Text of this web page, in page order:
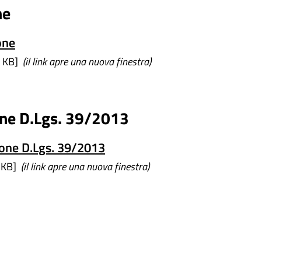
(il link apre una nuova finestra)
D.Lgs. 39/2013
D.Lgs. 39/2013
(il link apre una nuova finestra)